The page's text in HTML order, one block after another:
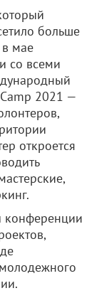
больше
в мае
со всеми
2021 —
откроется
конференции